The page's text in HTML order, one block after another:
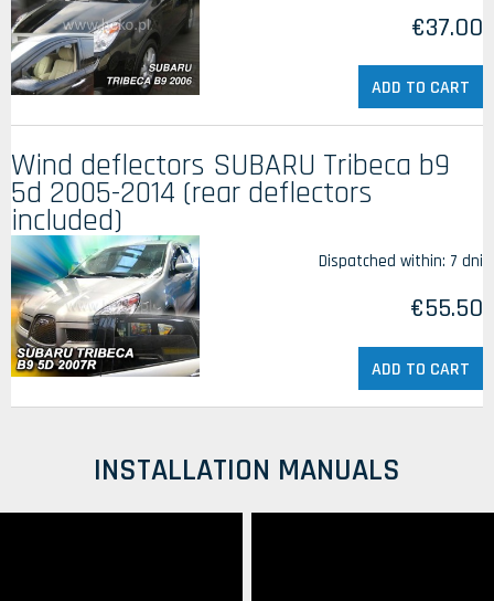
€37.00
ADD TO CART
Wind deflectors SUBARU Tribeca b9
5d 2005-2014 (rear deflectors
included)
Dispatched within: 7 dni
€55.50
ADD TO CART
INSTALLATION MANUALS